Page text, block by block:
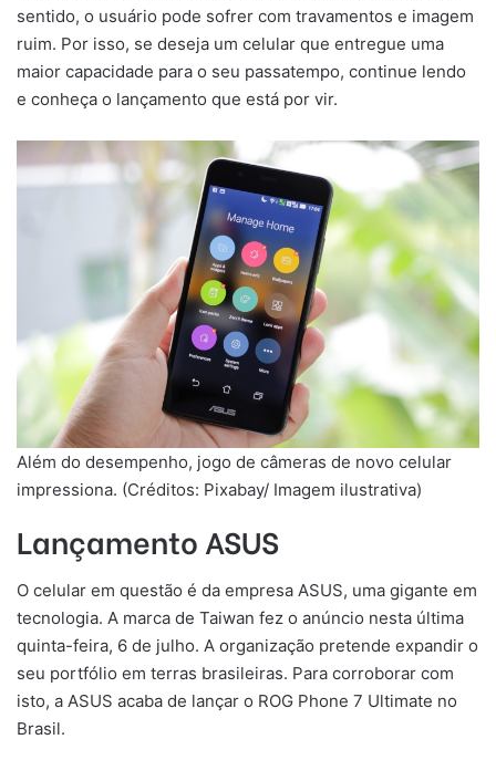
sentido, o usuário pode sofrer com travamentos e imagem
ruim. Por isso, se deseja um celular que entregue uma
maior capacidade para o seu passatempo, continue lendo
e conheça o lançamento que está por vir.
Além do desempenho, jogo de câmeras de novo celular
impressiona. (Créditos: Pixabay/ Imagem ilustrativa)
Lançamento ASUS
O celular em questão é da empresa ASUS, uma gigante em
tecnologia. A marca de Taiwan fez o anúncio nesta última
quinta-feira, 6 de julho. A organização pretende expandir o
seu portfólio em terras brasileiras. Para corroborar com
isto, a ASUS acaba de lançar o ROG Phone 7 Ultimate no
Brasil.